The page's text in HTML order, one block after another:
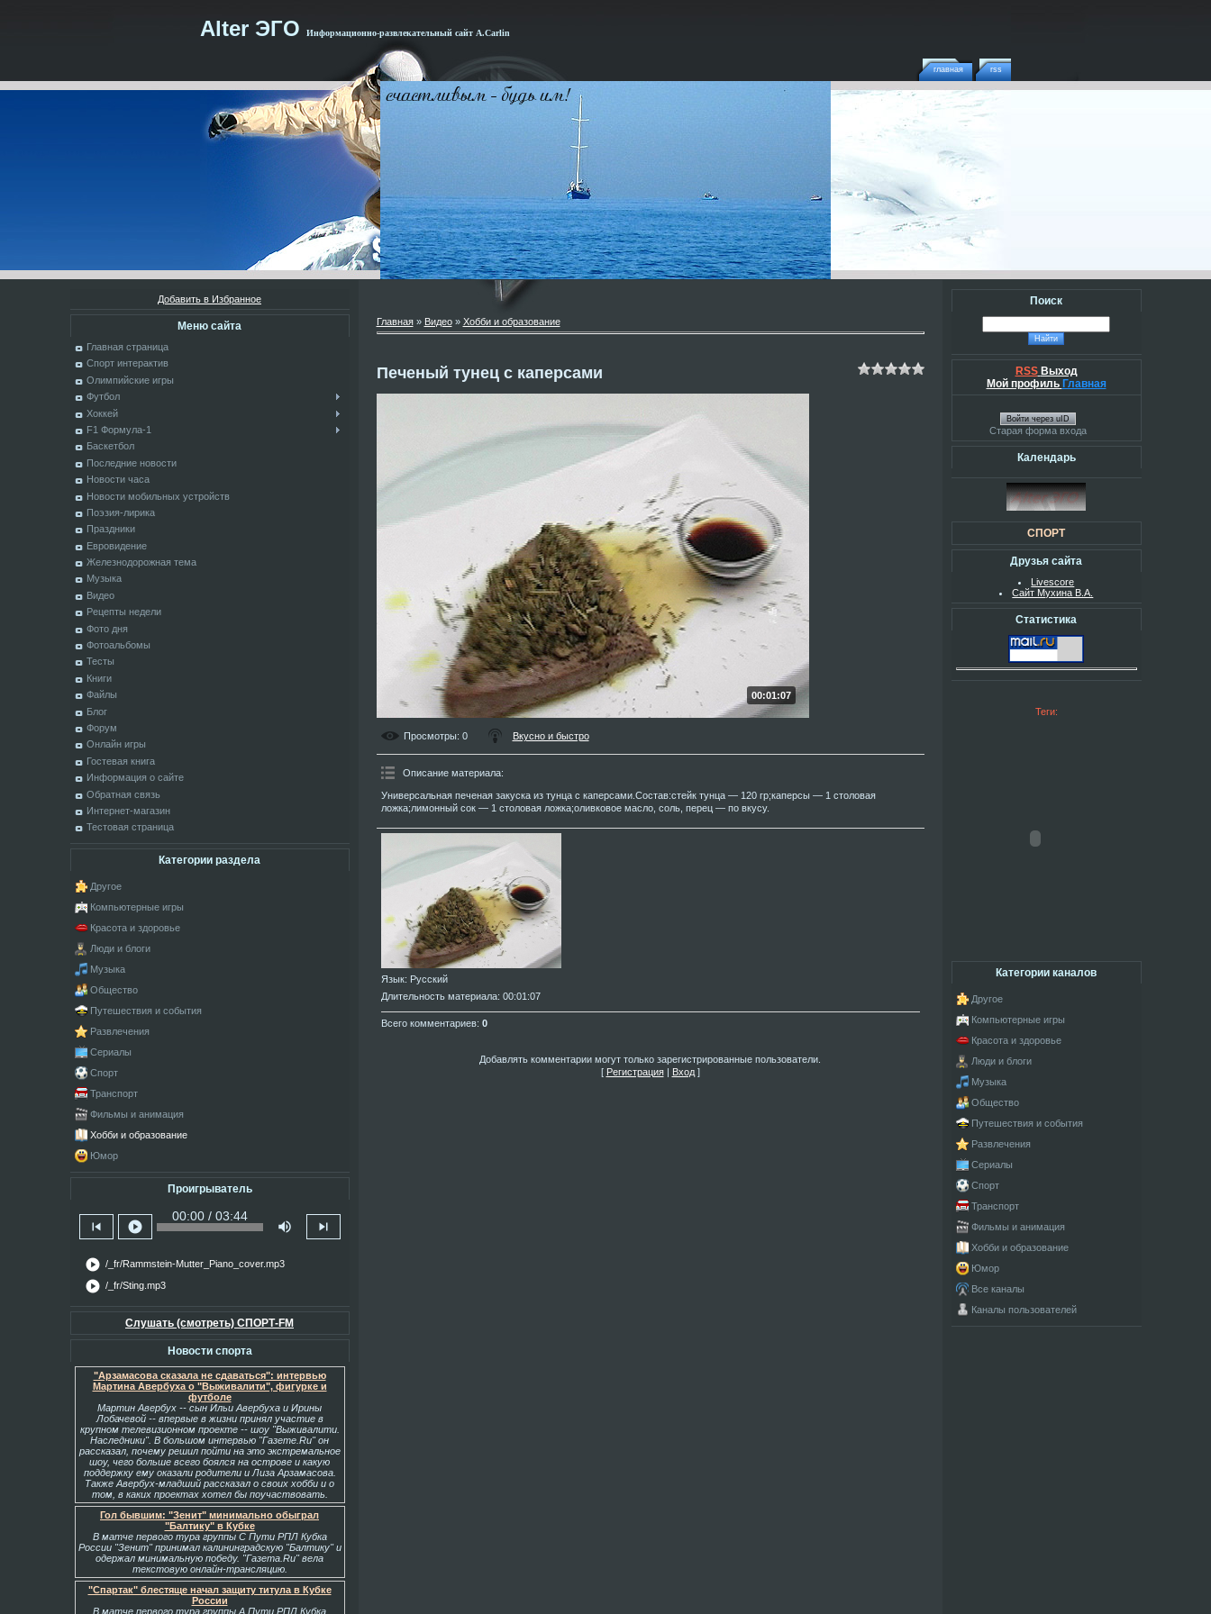
Alter ЭГО Информационно-развлекательный сайт А.Carlin
rss
главная
Добавить в Избранное
Меню сайта
Главная страница
Спорт интерактив
Олимпийские игры
Футбол
Хоккей
F1 Формула-1
Баскетбол
Последние новости
Новости часа
Новости мобильных устройств
Поэзия-лирика
Праздники
Евровидение
Железнодорожная тема
Музыка
Видео
Рецепты недели
Фото дня
Фотоальбомы
Тесты
Книги
Файлы
Блог
Форум
Онлайн игры
Гостевая книга
Информация о сайте
Обратная связь
Интернет-магазин
Тестовая страница
Категории раздела
Другое
Компьютерные игры
Красота и здоровье
Люди и блоги
Музыка
Общество
Путешествия и события
Развлечения
Сериалы
Спорт
Транспорт
Фильмы и анимация
Хобби и образование
Юмор
Проигрыватель
skip_previous play_circle
00:00 / 03:44
volume_up skip_next
play_circle /_fr/Rammstein-Mutter_Piano_cover.mp3
play_circle /_fr/Sting.mp3
Слушать (смотреть) СПОРТ-FM
Новости спорта
"Арзамасова сказала не сдаваться": интервью
Мартина Авербуха о "Выживалити", фигурке и
футболе
Мартин Авербух -- сын Ильи Авербуха и Ирины
Лобачевой -- впервые в жизни принял участие в
крупном телевизионном проекте -- шоу "Выживалити.
Наследники". В большом интервью "Газете.Ru" он
рассказал, почему решил пойти на это экстремальное
шоу, чего больше всего боялся на острове и какую
поддержку ему оказали родители и Лиза Арзамасова.
Также Авербух-младший рассказал о своих хобби и о
том, в каких проектах хотел бы поучаствовать.
Гол бывшим: "Зенит" минимально обыграл
"Балтику" в Кубке
В матче первого тура группы С Пути РПЛ Кубка
России "Зенит" принимал калининградскую "Балтику" и
одержал минимальную победу. "Газета.Ru" вела
текстовую онлайн-трансляцию.
"Спартак" блестяще начал защиту титула в Кубке
России
В матче первого тура группы А Пути РПЛ Кубка
Главная» Видео» Хобби и образование
Печеный тунец с каперсами
00:01:07
Просмотры: 0 Вкусно и быстро
Описание материала:
Универсальная печеная закуска из тунца с каперсами.Состав:стейк тунца — 120 гр;каперсы — 1 столовая
ложка;лимонный сок — 1 столовая ложка;оливковое масло, соль, перец — по вкусу.
Язык: Русский
Длительность материала: 00:01:07
Всего комментариев: 0
Добавлять комментарии могут только зарегистрированные пользователи.
[ Регистрация| Вход]
Поиск
RSS Выход
Мой профиль Главная
Войти через uID
Старая форма входа
Календарь
СПОРТ
Друзья сайта
Livescore
Сайт Мухина В.А.
Статистика
Теги:
Категории каналов
Другое
Компьютерные игры
Красота и здоровье
Люди и блоги
Музыка
Общество
Путешествия и события
Развлечения
Сериалы
Спорт
Транспорт
Фильмы и анимация
Хобби и образование
Юмор
Все каналы
Каналы пользователей